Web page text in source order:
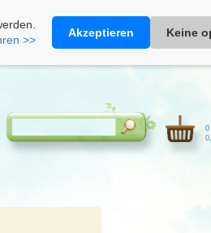
Heimathonig auf Facebook|Kunden-Login
>>
Akzeptieren Keine
0